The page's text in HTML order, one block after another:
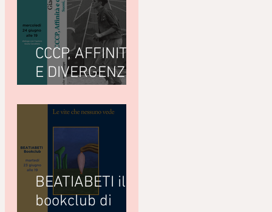
CCCP, AFFINITÀ
E DIVERGENZE
Bottà
(Nottetempo)
BEATIABETI il
bookclub di